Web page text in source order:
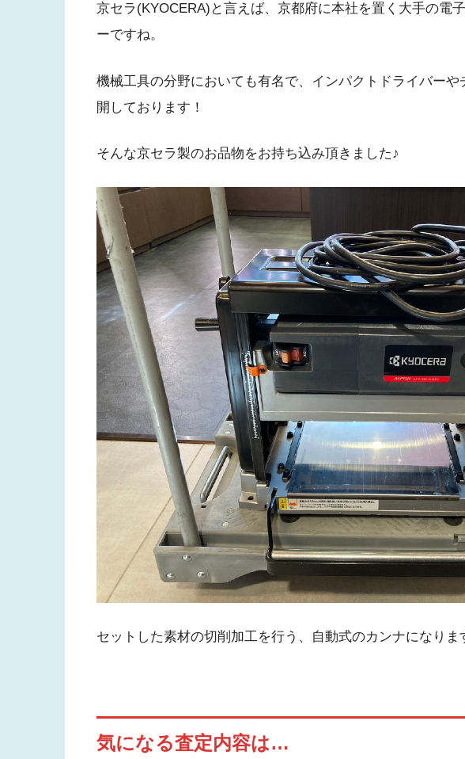
京セラ(KYOCERA)と言えば、京都府に本社を置く大手の電
ーですね。
機械工具の分野においても有名で、インパクトドライバー
開しております！
そんな京セラ製のお品物をお持ち込み頂きました♪
セットした素材の切削加工を行う、自動式のカンナになりま
気になる査定内容は…